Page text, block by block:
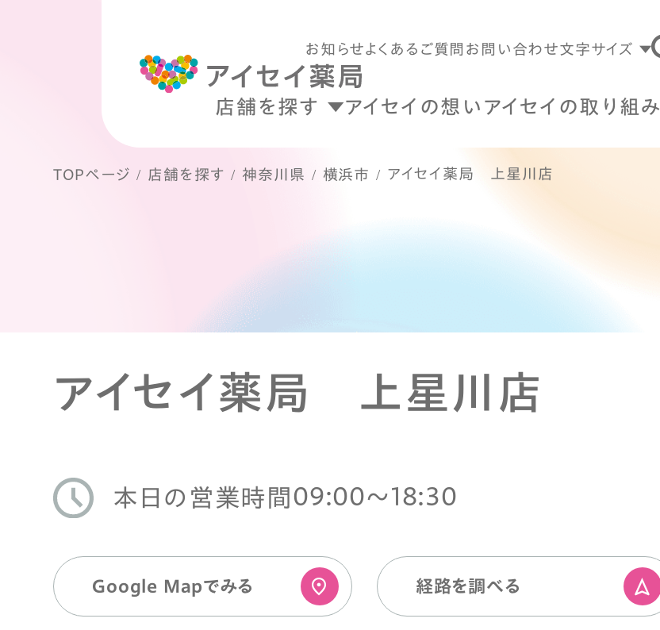
お知らせよくあるご質問 お問い合わせ文字サイズ
店舗を探す アイセイの想い アイセイの取り組み
TOPページ 店舗を探す 神奈川県 横浜市 アイセイ薬局 上星川店
アイセイ薬局 上星川店
本日の営業時間 09:00〜18:30
Google Mapでみる 経路を調べる